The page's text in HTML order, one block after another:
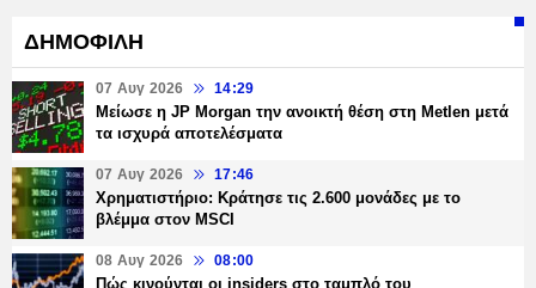
ΔΗΜΟΦΙΛΗ
07 Αυγ 2026 14:29
Μείωσε η JP Morgan την ανοικτή θέση στη Metlen μετά
τα ισχυρά αποτελέσματα
07 Αυγ 2026 17:46
Χρηματιστήριο: Κράτησε τις 2.600 μονάδες με το
βλέμμα στον MSCI
08 Αυγ 2026 08:00
Πώς κινούνται οι insiders στο ταμπλό του